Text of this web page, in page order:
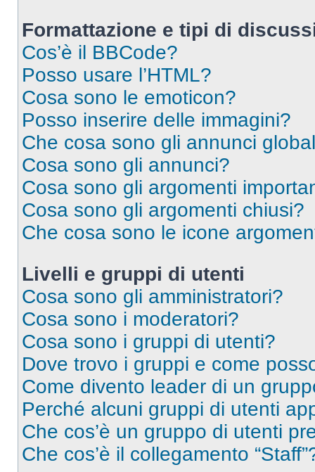
Formattazione e tipi di
Cos’è il BBCode?
Posso usare l’HTML?
Cosa sono le emoticon?
Posso inserire delle immagini?
Che cosa sono gli annunci
Cosa sono gli annunci?
Cosa sono gli argomenti
Cosa sono gli argomenti chiusi?
Che cosa sono le icone
Livelli e gruppi di utenti
Cosa sono gli amministratori?
Cosa sono i moderatori?
Cosa sono i gruppi di utenti?
Dove trovo i gruppi e come
Come divento leader di un
Perché alcuni gruppi di utenti
Che cos’è un gruppo di utenti
Che cos’è il collegamento